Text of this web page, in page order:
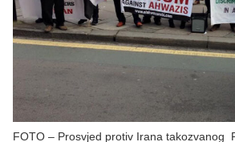
FOTO – Prosvjed protiv Irana takozvanog